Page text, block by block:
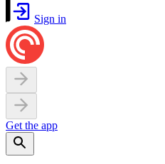
Sign in
Get the app